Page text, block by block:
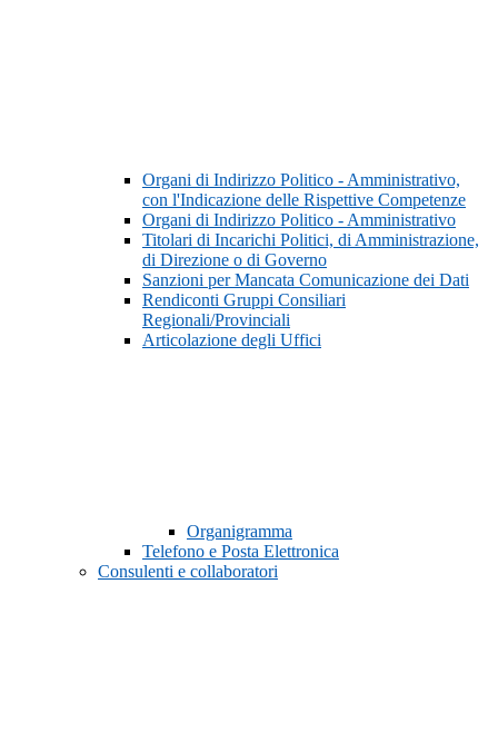
Organi di Indirizzo Politico - Amministrativo,
con l'Indicazione delle Rispettive Competenze
Organi di Indirizzo Politico - Amministrativo
Titolari di Incarichi Politici, di Amministrazione,
di Direzione o di Governo
Sanzioni per Mancata Comunicazione dei Dati
Rendiconti Gruppi Consiliari
Regionali/Provinciali
Articolazione degli Uffici
Organigramma
Telefono e Posta Elettronica
Consulenti e collaboratori